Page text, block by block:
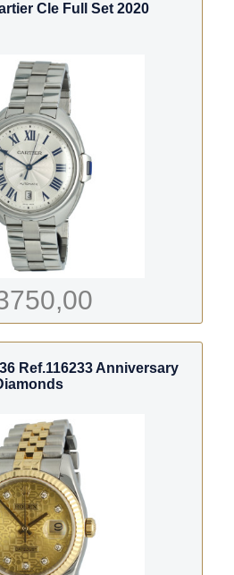
Cle Full Set 2020
Ref.116233 Anniversary